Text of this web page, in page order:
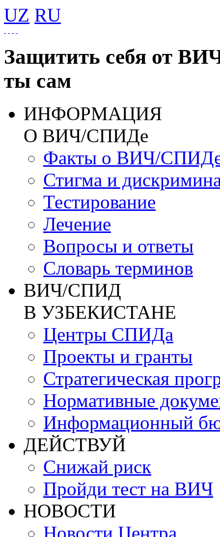
UZ RU
Защитить себя от
ты сам
ИНФОРМАЦИЯ
О ВИЧ/СПИДе
Факты о ВИЧ/
Стигма и
Тестирование
Лечение
Вопросы и ответы
Словарь терминов
ВИЧ/СПИД
В УЗБЕКИСТАНЕ
Центры СПИДа
Проекты и гранты
Стратегическая
Нормативные
Информационный
ДЕЙСТВУЙ
Снижай риск
Пройди тест на ВИЧ
НОВОСТИ
Новости Центра